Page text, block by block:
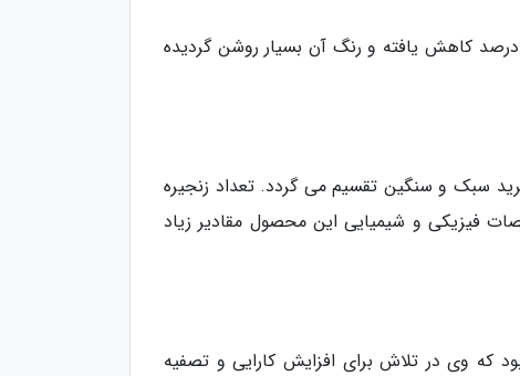
مجموعه ایی از هیدورکربن های خطی نرمال، زنجیره ایی و ایزو پارافین است که درصد روغن موجود در آن به 15 درصد کاهش یافته و رنگ آن بسیار روشن گردیده
سبک و سنگین تقسیم می گردد. تعداد زنجیره
سنگین می نامند. از سایر مشخصات فیزیکی و شیمیایی این محصول مقادیر زیاد
که وی در تلاش برای افزایش کارایی و تصفیه